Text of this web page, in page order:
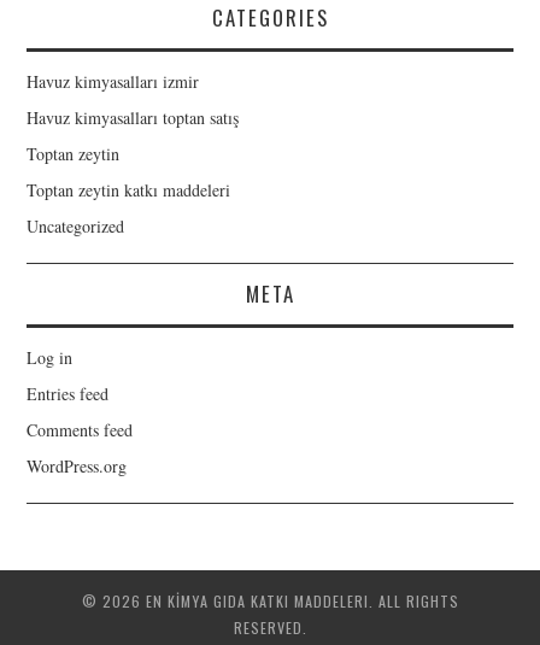
CATEGORIES
Havuz kimyasalları izmir
Havuz kimyasalları toptan satış
Toptan zeytin
Toptan zeytin katkı maddeleri
Uncategorized
META
Log in
Entries feed
Comments feed
WordPress.org
© 2026 EN KİMYA GIDA KATKI MADDELERI. ALL RIGHTS
RESERVED.